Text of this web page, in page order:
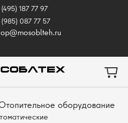
187 77 97
087 77 57
оборудование